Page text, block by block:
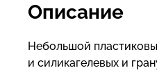
Описание
Небольшой
и силикагелевых и